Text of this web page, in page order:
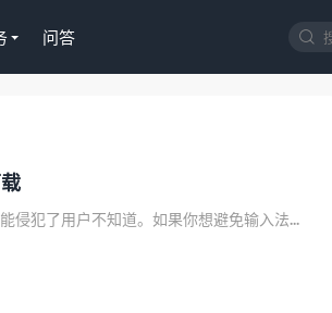

问答
Gboard一向以简单不侵犯用户隐私著称，当然也可能侵犯了用户不知道。如果你想避免输入法共享你的输入...